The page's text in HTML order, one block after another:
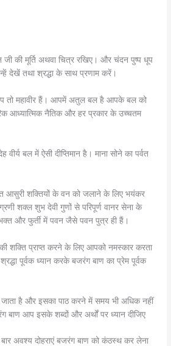
की मूर्ति अथवा चित्र रखिए। और चंदन पुष्प धूप
देखें तथा श्रद्धा के साथ प्रणाम करें।
तो महावीर हैं। आपमें अतुल बल है आपके बल को
आध्यात्मिक नैतिक और हर प्रकार के उच्चतम
बल में ऐसी दीप्तिमान है। माना सोने का पर्वत
आसुरी शक्तियों के वन को जलाने के लिए भयंकर
शक्ल शुभ देवी गुणों से परिपूर्ण वानर सेना के
और फुर्ती में पवन जैसे पवन पुत्र ही हैं।
शक्ति प्राप्त करने के लिए आपको नमस्कार करता
पूर्वक ध्यान करके बजरंग बाण का प्रेम पूर्वक
जाता है और इसका पाठ करने में समय भी अधिक नहीं
बाण आप इसके शब्दों और अर्थों पर ध्यान दीजिए
अवश्य दोहराएं बजरंग बाण को कंठस्थ कर लेना